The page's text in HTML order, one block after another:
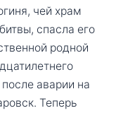
чей храм
спасла его
родной
аварии на
Теперь